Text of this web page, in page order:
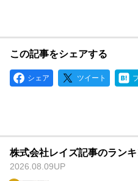
この記事をシェアする
シェア ツイート
株式会社レイズ記事のラン
2026.08.09UP